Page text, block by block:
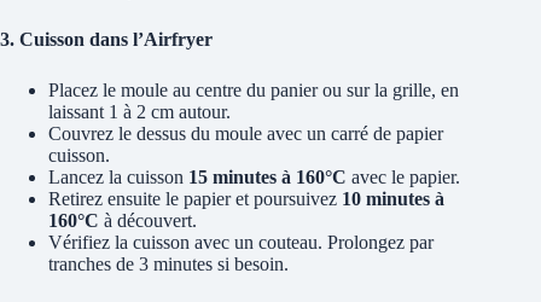
3. Cuisson dans l’Airfryer
Placez le moule au centre du panier ou sur la grille, en
laissant 1 à 2 cm autour.
Couvrez le dessus du moule avec un carré de papier
cuisson.
Lancez la cuisson 15 minutes à 160°C avec le papier.
Retirez ensuite le papier et poursuivez 10 minutes à
160°C à découvert.
Vérifiez la cuisson avec un couteau. Prolongez par
tranches de 3 minutes si besoin.